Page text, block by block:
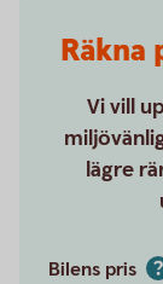
Räkna
Vi vill
lägre
Bilens pris